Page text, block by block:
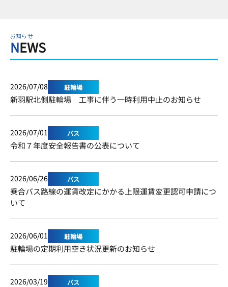
お知らせ
NEWS
2026/07/08 駐輪場
新羽駅北側駐輪場 工事に伴う一時利用中止のお知らせ
2026/07/01 バス
令和７年度安全報告書の公表について
2026/06/26 バス
乗合バス路線の運賃改定にかかる上限運賃変更認可申請につ
いて
2026/06/01 駐輪場
駐輪場の定期利用空き状況更新のお知らせ
2026/03/19 バス